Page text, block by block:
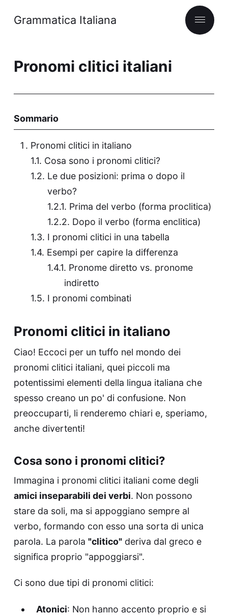
Grammatica Italiana
Pronomi clitici italiani
Sommario
Pronomi clitici in italiano
Cosa sono i pronomi clitici?
Le due posizioni: prima o dopo il
verbo?
Prima del verbo (forma proclitica)
Dopo il verbo (forma enclitica)
I pronomi clitici in una tabella
Esempi per capire la differenza
Pronome diretto vs. pronome
indiretto
I pronomi combinati
Pronomi clitici in italiano
Ciao! Eccoci per un tuffo nel mondo dei
pronomi clitici italiani, quei piccoli ma
potentissimi elementi della lingua italiana che
spesso creano un po' di confusione. Non
preoccuparti, li renderemo chiari e, speriamo,
anche divertenti!
Cosa sono i pronomi clitici?
Immagina i pronomi clitici italiani come degli
amici inseparabili dei verbi. Non possono
stare da soli, ma si appoggiano sempre al
verbo, formando con esso una sorta di unica
parola. La parola "clitico" deriva dal greco e
significa proprio "appoggiarsi".
Ci sono due tipi di pronomi clitici:
Atonici: Non hanno accento proprio e si